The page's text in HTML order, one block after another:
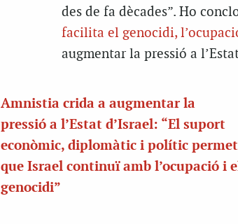
des de fa dècades”. Ho
facilita el genocidi,
augmentar la pressió a
Amnistia crida a augmentar la
pressió a l’Estat d’Israel: “El suport
econòmic, diplomàtic i polític permet
que Israel continuï amb l’ocupació i
genocidi”